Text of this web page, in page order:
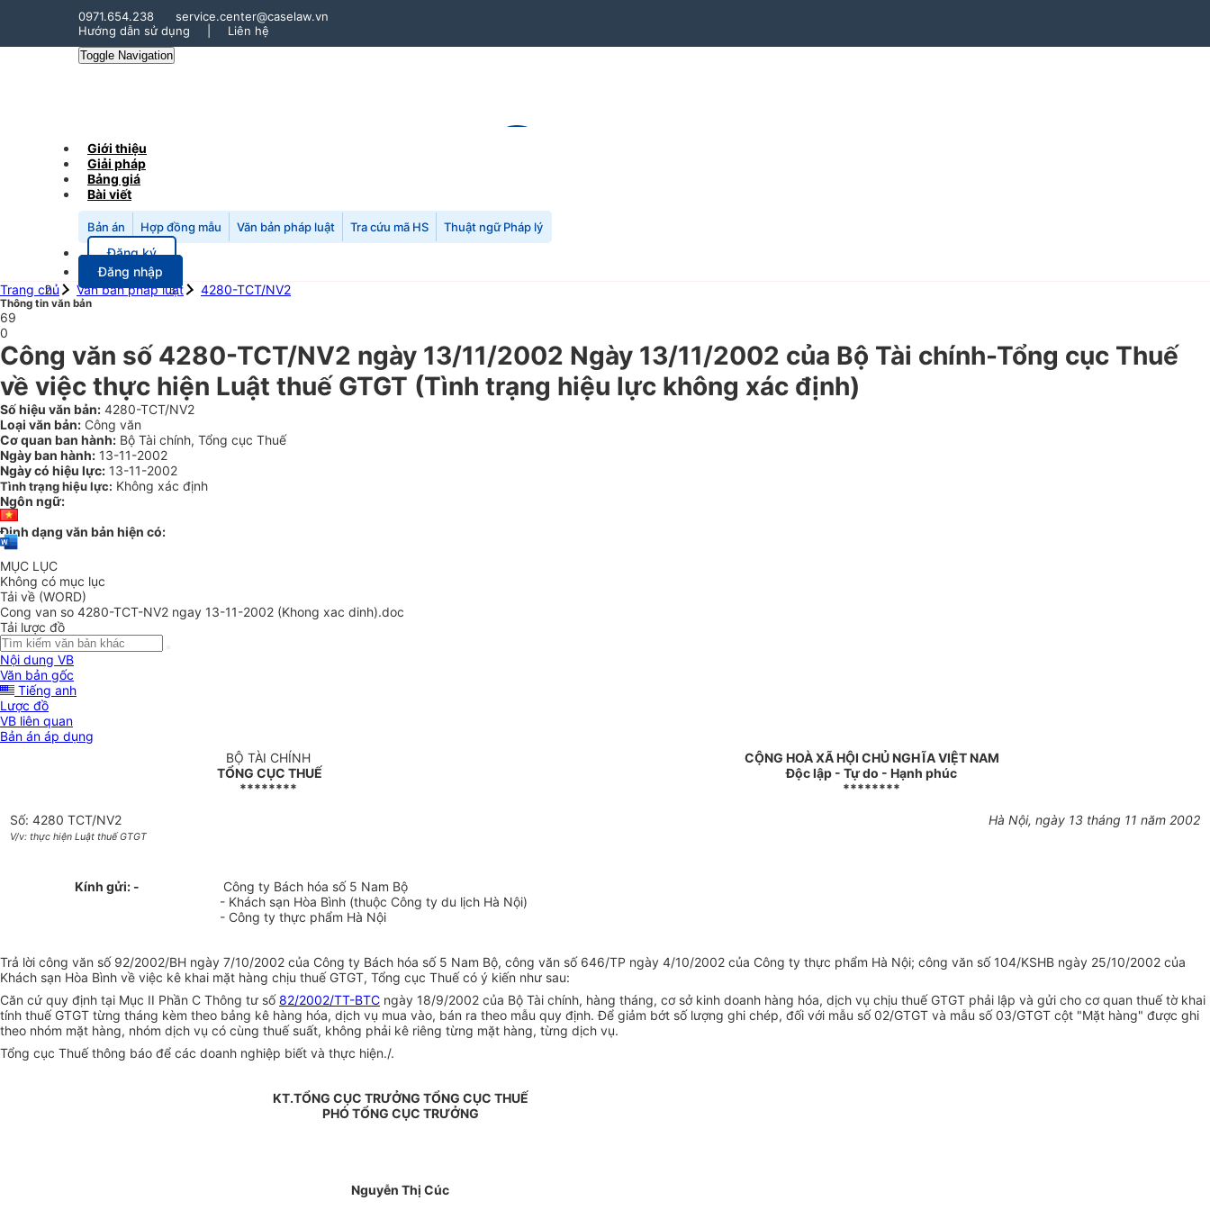
0971.654.238
service.center@caselaw.vn
Hướng dẫn sử dụng
Liên hệ
Toggle Navigation
Giới thiệu
Giải pháp
Bảng giá
Bài viết
Bản án Hợp đồng mẫu Văn bản pháp luật Tra cứu mã HS Thuật ngữ Pháp lý
Đăng ký
Đăng nhập
Trang chủ
Văn bản pháp luật 4280-TCT/NV2
Thông tin văn bản
69
0
Công văn số 4280-TCT/NV2 ngày 13/11/2002 Ngày 13/11/2002 của Bộ Tài chính-Tổng cục Thuế
về việc thực hiện Luật thuế GTGT (Tình trạng hiệu lực không xác định)
Số hiệu văn bản: 4280-TCT/NV2
Loại văn bản: Công văn
Cơ quan ban hành: Bộ Tài chính, Tổng cục Thuế
Ngày ban hành: 13-11-2002
Ngày có hiệu lực: 13-11-2002
Tình trạng hiệu lực: Không xác định
Ngôn ngữ:
Định dạng văn bản hiện có:
MỤC LỤC
Không có mục lục
Tải về (WORD)
Cong van so 4280-TCT-NV2 ngay 13-11-2002 (Khong xac dinh).doc
Tải lược đồ
Nội dung VB
Văn bản gốc
Tiếng anh
Lược đồ
VB liên quan
Bản án áp dụng
BỘ TÀI CHÍNH
TỔNG CỤC THUẾ
********
CỘNG HOÀ XÃ HỘI CHỦ NGHĨA VIỆT NAM
Độc lập - Tự do - Hạnh phúc
********
Số: 4280 TCT/NV2
V/v: thực hiện Luật thuế GTGT
Hà Nội, ngày 13 tháng 11 năm 2002
Kính gửi: -
Công ty Bách hóa số 5 Nam Bộ
- Khách sạn Hòa Bình (thuộc Công ty du lịch Hà Nội)
- Công ty thực phẩm Hà Nội
Trả lời công văn số 92/2002/BH ngày 7/10/2002 của Công ty Bách hóa số 5 Nam Bộ, công văn số 646/TP ngày 4/10/2002 của Công ty thực phẩm Hà Nội; công văn số 104/KSHB ngày 25/10/2002 của
Khách sạn Hòa Bình về việc kê khai mặt hàng chịu thuế GTGT, Tổng cục Thuế có ý kiến như sau:
Căn cứ quy định tại Mục II Phần C Thông tư số82/2002/TT-BTC ngày 18/9/2002 của Bộ Tài chính, hàng tháng, cơ sở kinh doanh hàng hóa, dịch vụ chịu thuế GTGT phải lập và gửi cho cơ quan thuế tờ khai
tính thuế GTGT từng tháng kèm theo bảng kê hàng hóa, dịch vụ mua vào, bán ra theo mẫu quy định. Để giảm bớt số lượng ghi chép, đối với mẫu số 02/GTGT và mẫu số 03/GTGT cột "Mặt hàng" được ghi
theo nhóm mặt hàng, nhóm dịch vụ có cùng thuế suất, không phải kê riêng từng mặt hàng, từng dịch vụ.
Tổng cục Thuế thông báo để các doanh nghiệp biết và thực hiện./.
KT.TỔNG CỤC TRƯỞNG TỔNG CỤC THUẾ
PHÓ TỔNG CỤC TRƯỞNG
Nguyễn Thị Cúc